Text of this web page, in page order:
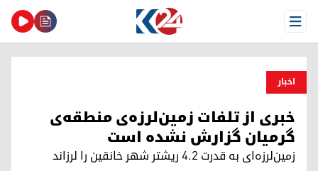
Open Menu
اخبار
خبری از تلفات زمین‌لرزه‌ی منطقه‌ی
گرمیان گزارش نشده است
زمین‌لرزه‌ای به قدرت ۴.۲ ریشتر شهر خانقین را لرزاند